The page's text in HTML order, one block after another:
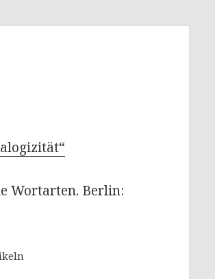
Wortarten. Berlin: